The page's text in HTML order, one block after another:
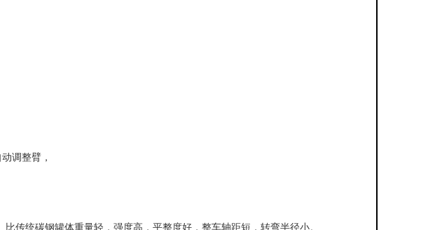
调整臂，
传统碳钢罐体重量轻，强度高，平整度好，整车轴距短，转弯半径小。